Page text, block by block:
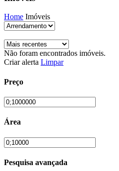
Home Imóveis
Não foram encontrados imóveis.
Criar alerta Limpar
Preço
Área
Pesquisa avançada